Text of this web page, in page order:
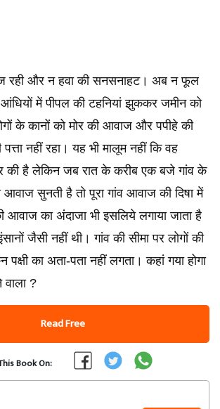
रही और न हवा की सनसनाहट। अब न फूल
में पीपल की टहनियां झुककर जमीन को
के कानों को मोर की आवाज और पपीहे की
नहीं रहा। यह भी मालूम नहीं कि वह
की है लेकिन जब रात के करीब एक बजे गांव के
आवाज सुनती है तो पूरा गांव आवाज की दिषा में
आवाज का अंदाजा भी इसलिये लगाया जाता है
जैसी नहीं थी। गांव की सीमा पर लोगों की
पक्षी का अता-पता नहीं लगता। कहां गया होगा
?
Read Free
Book On: